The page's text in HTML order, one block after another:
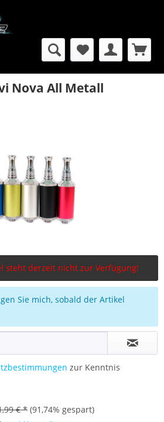
Nova All Metall
steht derzeit nicht zur Verfügung!
Sie mich, sobald der Artikel
zur Kenntnis
€ * (91,74% gespart)